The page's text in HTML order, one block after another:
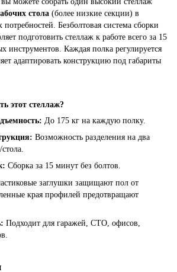
стола (более низкие секции) в
Безболтовая система сборки
подготовить стеллаж к работе всего за 15
инструментов. Каждая полка регулируется
адаптировать конструкцию под габариты
этот стеллаж?
До 175 кг на каждую полку.
Возможность разделения на два
Сборка за 15 минут без болтов.
заглушки защищают пол от
края профилей предотвращают
Подходит для гаражей, СТО, офисов,